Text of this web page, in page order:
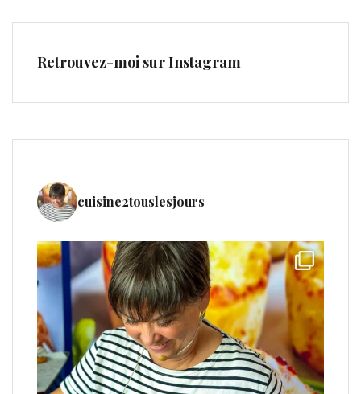
Retrouvez-moi sur Instagram
cuisine2touslesjours